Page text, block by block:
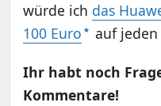
würde ich das
100 Euro
auf
Ihr habt noch
Kommentare!